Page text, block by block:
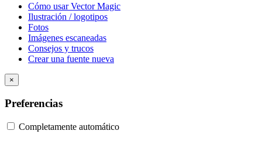
Cómo usar Vector Magic
Ilustración / logotipos
Fotos
Imágenes escaneadas
Consejos y trucos
Crear una fuente nueva
×
Preferencias
Completamente automático